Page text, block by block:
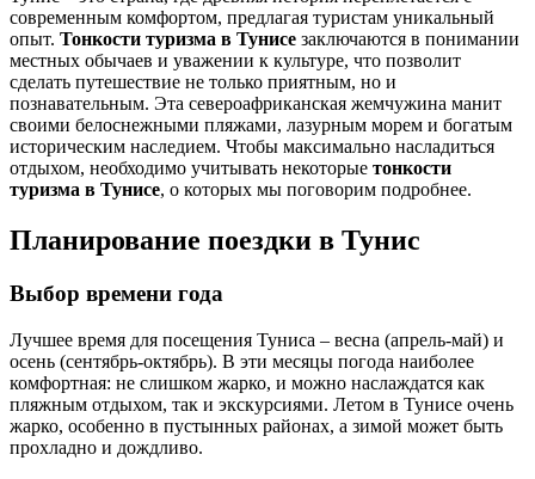
современным комфортом, предлагая туристам уникальный
опыт. Тонкости туризма в Тунисе заключаются в понимании
местных обычаев и уважении к культуре, что позволит
сделать путешествие не только приятным, но и
познавательным. Эта североафриканская жемчужина манит
своими белоснежными пляжами, лазурным морем и богатым
историческим наследием. Чтобы максимально насладиться
отдыхом, необходимо учитывать некоторые тонкости
туризма в Тунисе, о которых мы поговорим подробнее.
Планирование поездки в Тунис
Выбор времени года
Лучшее время для посещения Туниса – весна (апрель-май) и
осень (сентябрь-октябрь). В эти месяцы погода наиболее
комфортная: не слишком жарко, и можно наслаждатся как
пляжным отдыхом, так и экскурсиями. Летом в Тунисе очень
жарко, особенно в пустынных районах, а зимой может быть
прохладно и дождливо.